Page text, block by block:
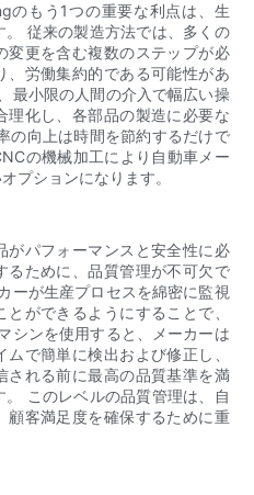
のもう1つの重要な利点は、生
従来の製造方法では、多くの
変更を含む複数のステップが必
、労働集約的である可能性があ
最小限の人間の介入で幅広い操
理化し、各部品の製造に必要な
の向上は時間を節約するだけで
の機械加工により自動車メー
プションになります。
がパフォーマンスと安全性に必
るために、品質管理が不可欠で
ーが生産プロセスを綿密に監視
ができるようにすることで、
シンを使用すると、メーカーは
で簡単に検出および修正し、
される前に最高の品質基準を満
このレベルの品質管理は、自
顧客満足度を確保するために重